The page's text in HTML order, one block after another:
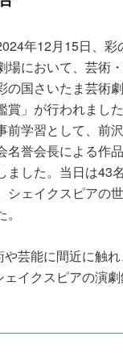
年12月15日、彩
場において、芸術
の国さいたま芸
賞」が行われました
前学習として、前
名誉会長による作
ました。当日は43
シェイクスピアの
芸能に間近に触
イクスピアの演